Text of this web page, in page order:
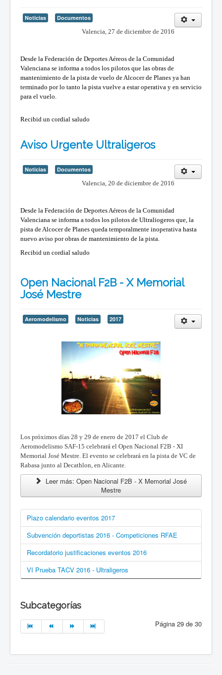
Noticias
Documentos
Valencia, 27 de diciembre de 2016
Desde la Federación de Deportes Aéreos de la Comunidad
Valenciana se informa a todos los pilotos que las obras de
mantenimiento de la pista de vuelo de Alcocer de Planes ya han
terminado por lo tanto la pista vuelve a estar operativa y en servicio
para el vuelo.
Recibid un cordial saludo
Aviso Urgente Ultraligeros
Noticias
Documentos
Valencia, 20 de diciembre de 2016
Desde la Federación de Deportes Aéreos de la Comunidad
Valenciana se informa a todos los pilotos de Ultraliogeros que, la
pista de Alcocer de Planes queda temporalmente inoperativa hasta
nuevo aviso por obras de mantenimiento de la pista.
Recibid un cordial saludo
Open Nacional F2B - X Memorial
José Mestre
Aeromodelismo Noticias 2017
Los próximos días 28 y 29 de enero de 2017 el Club de
Aeromodelismo SAF-15 celebrará el Open Nacional F2B - XI
Memorial José Mestre. El evento se celebrará en la pista de VC de
Rabasa junto al Decathlon, en Alicante.
Leer más: Open Nacional F2B - X Memorial José
Mestre
Plazo calendario eventos 2017
Subvención deportistas 2016 - Competiciones RFAE
Recordatorio justificaciones eventos 2016
VI Prueba TACV 2016 - Ultraligeros
Subcategorías
Página 29 de 30